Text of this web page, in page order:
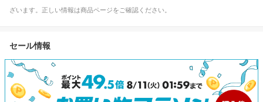
ざいます。正しい情報は商品ページをご確認ください。
セール情報